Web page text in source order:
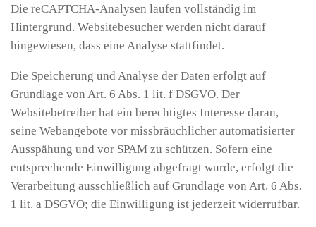
Die reCAPTCHA-Analysen laufen vollständig im
Hintergrund. Websitebesucher werden nicht darauf
hingewiesen, dass eine Analyse stattfindet.
Die Speicherung und Analyse der Daten erfolgt auf
Grundlage von Art. 6 Abs. 1 lit. f DSGVO. Der
Websitebetreiber hat ein berechtigtes Interesse daran,
seine Webangebote vor missbräuchlicher automatisierter
Ausspähung und vor SPAM zu schützen. Sofern eine
entsprechende Einwilligung abgefragt wurde, erfolgt die
Verarbeitung ausschließlich auf Grundlage von Art. 6 Abs.
1 lit. a DSGVO; die Einwilligung ist jederzeit widerrufbar.